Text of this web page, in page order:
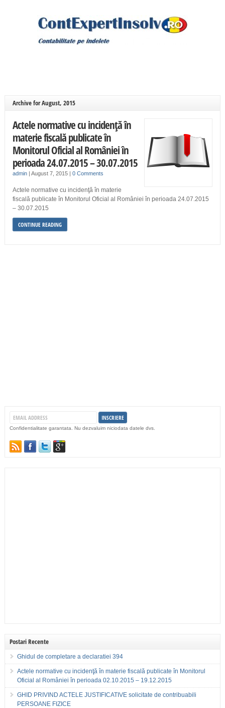
Archive for August, 2015
Actele normative cu incidenţă în
materie fiscală publicate în
Monitorul Oficial al României în
perioada 24.07.2015 – 30.07.2015
admin| August 7, 2015 | 0 Comments
Actele normative cu incidenţă în materie
fiscală publicate în Monitorul Oficial al României în perioada 24.07.2015
– 30.07.2015
CONTINUE READING
Confidentialitate garantata. Nu dezvaluim niciodata datele dvs.
Postari Recente
Ghidul de completare a declaratiei 394
Actele normative cu incidenţă în materie fiscală publicate în Monitorul
Oficial al României în perioada 02.10.2015 – 19.12.2015
GHID PRIVIND ACTELE JUSTIFICATIVE solicitate de contribuabili
PERSOANE FIZICE